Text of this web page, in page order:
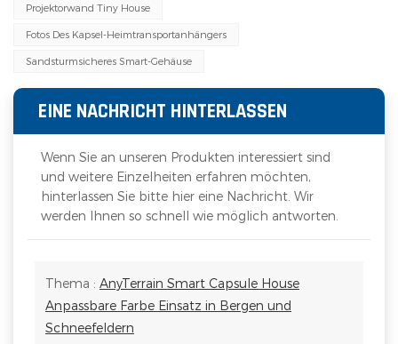
Projektorwand Tiny House
Fotos Des Kapsel-Heimtransportanhängers
Sandsturmsicheres Smart-Gehäuse
EINE NACHRICHT HINTERLASSEN
Wenn Sie an unseren Produkten interessiert sind
und weitere Einzelheiten erfahren möchten,
hinterlassen Sie bitte hier eine Nachricht. Wir
werden Ihnen so schnell wie möglich antworten.
Thema : AnyTerrain Smart Capsule House
Anpassbare Farbe Einsatz in Bergen und
Schneefeldern